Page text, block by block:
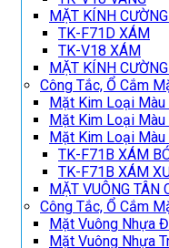
MẶT KÍNH
TK-F71D XÁM
TK-V18 XÁM
MẶT KÍNH
Công Tắc, Ổ Cắm
Mặt Kim Loại
Mặt Kim Loại Màu
Mặt Kim Loại Màu
TK-F71B XÁM
TK-F71B XÁM
MẶT VUÔNG TÂN
Công Tắc, Ổ Cắm
Mặt Vuông Nhựa
Mặt Vuông Nhựa